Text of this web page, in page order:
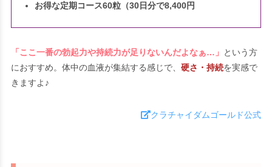
お得な定期コース60粒（30日分で8,400円
「ここ一番の勃起力や持続力が足りないんだよなぁ…」 という方
におすすめ。体中の血液が集結する感じで、 硬さ・持続を実感で
きますよ♪
クラチャイダムゴールド公式